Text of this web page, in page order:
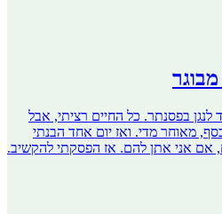
בפסנתר. כל החיים רציתי, אבל
מאוחר מדי. ואז יום אחד הבנתי
אם אני אתן להם. אז הפסקתי להקשיב.